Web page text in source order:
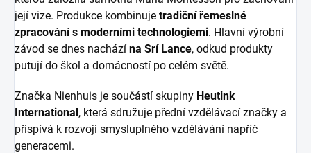
její vize. Produkce kombinuje tradiční řemeslné
zpracování s moderními technologiemi. Hlavní výrobní
závod se dnes nachází na Srí Lance, odkud produkty
putují do škol a domácností po celém světě.
Značka Nienhuis je součástí skupiny Heutink
International, která sdružuje přední vzdělávací značky a
přispívá k rozvoji smysluplného vzdělávání napříč
generacemi.